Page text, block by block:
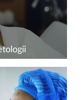
się rozwija,
wyglądu skóry.